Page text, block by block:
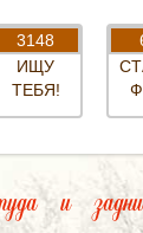
3148
ИЩУ
ТЕБЯ!
и